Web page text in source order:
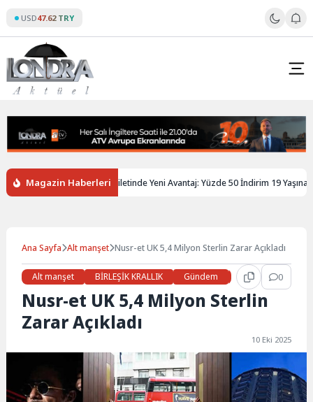
content
USD47.62 TRY
Magazin Haberleri
Gençlere Tren Biletinde Yeni Avantaj: Yüzde 50 İndirim 19 Yaşına
Ana Sayfa Alt manşet Nusr-et UK 5,4 Milyon Sterlin Zarar Açıkladı
Alt manşet BİRLEŞİK KRALLIK Gündem Haberler 0
Nusr-et UK 5,4 Milyon Sterlin
Zarar Açıkladı
10 Eki 2025